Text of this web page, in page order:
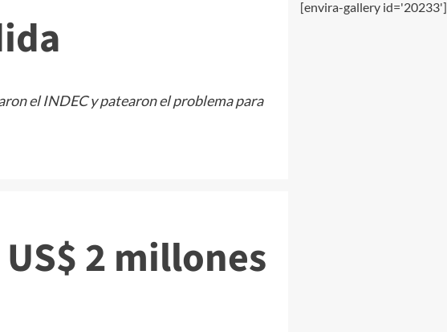
el INDEC y patearon el problema para
2 millones
[envira-gallery id='20233']